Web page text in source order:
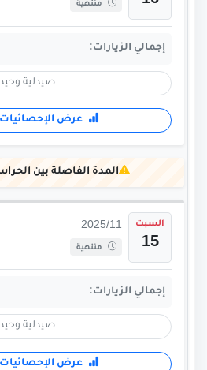
منتهية
إجمالي الزيارات:
صيدلية
عرض الإحصائيات
المدة الفاصلة بين
السبت
15
2025/11
منتهية
إجمالي الزيارات:
صيدلية
عرض الإحصائيات